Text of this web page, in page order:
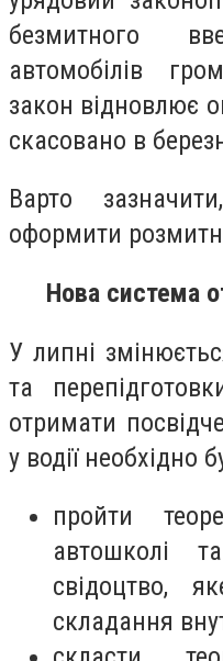
безмитного
автомобілів
закон відновлює
скасовано в
Варто
оформити
Нова система
У липні
та
отримати
у водії необхідно
пройти
автошколі
свідоцтво,
складання